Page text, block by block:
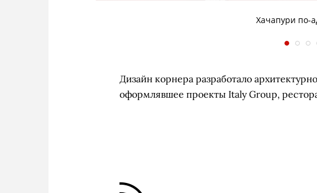
Хачапури по-
Дизайн корнера разработало
оформлявшее проекты Italy Group,